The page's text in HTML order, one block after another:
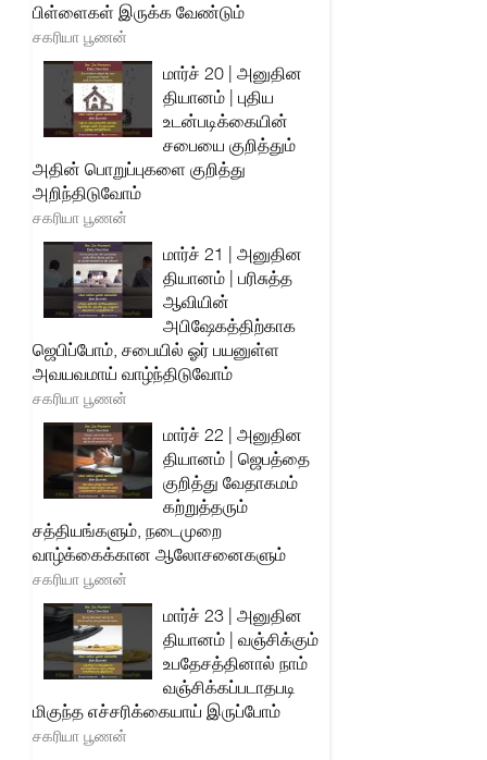
பிள்ளைகள் இருக்க வேண்டும்
சகரியா பூணன்
மார்ச் 20 | அனுதின
தியானம் | புதிய
உடன்படிக்கையின்
சபையை குறித்தும்
அதின் பொறுப்புகளை குறித்து
அறிந்திடுவோம்
சகரியா பூணன்
மார்ச் 21 | அனுதின
தியானம் | பரிசுத்த
ஆவியின்
அபிஷேகத்திற்காக
ஜெபிப்போம், சபையில் ஓர் பயனுள்ள
அவயவமாய் வாழ்ந்திடுவோம்
சகரியா பூணன்
மார்ச் 22 | அனுதின
தியானம் | ஜெபத்தை
குறித்து வேதாகமம்
கற்றுத்தரும்
சத்தியங்களும், நடைமுறை
வாழ்க்கைக்கான ஆலோசனைகளும்
சகரியா பூணன்
மார்ச் 23 | அனுதின
தியானம் | வஞ்சிக்கும்
உபதேசத்தினால் நாம்
வஞ்சிக்கப்படாதபடி
மிகுந்த எச்சரிக்கையாய் இருப்போம்
சகரியா பூணன்